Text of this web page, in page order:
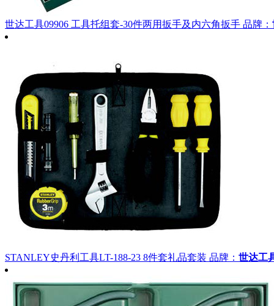
世达工具09906 工具托组套-30件两用扳手及内六角扳手 品牌：
STANLEY史丹利工具LT-188-23 8件套礼品套装 品牌： 世达工